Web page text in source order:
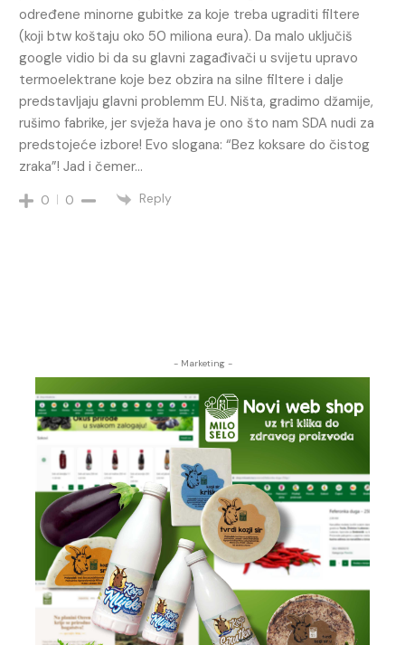
određene minorne gubitke za koje treba ugraditi filtere
(koji btw koštaju oko 50 miliona eura). Da malo uključiš
google vidio bi da su glavni zagađivači u svijetu upravo
termoelektrane koje bez obzira na silne filtere i dalje
predstavljaju glavni problemm EU. Ništa, gradimo džamije,
rušimo fabrike, jer svježa hava je ono što nam SDA nudi za
predstojeće izbore! Evo slogana: “Bez koksare do čistog
zraka”! Jad i čemer…
0 0 Reply
- Marketing -